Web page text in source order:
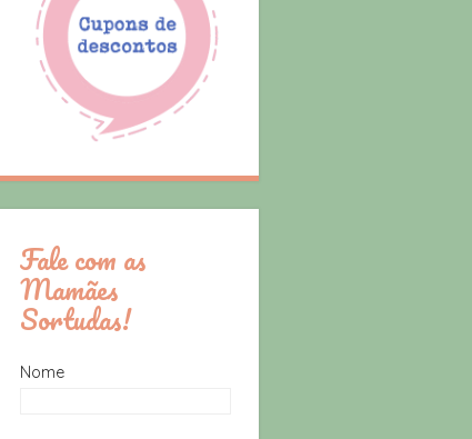
Fale com as
Mamães
Sortudas!
Nome